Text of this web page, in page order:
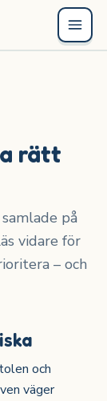
rätt
på
vidare för
– och
och
väger